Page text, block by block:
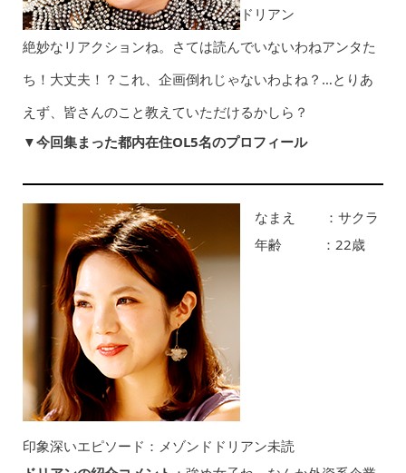
ドリアン
絶妙なリアクションね。さては読んでいないわねアンタた
ち！大丈夫！？これ、企画倒れじゃないわよね？…とりあ
えず、皆さんのこと教えていただけるかしら？
▼今回集まった都内在住OL5名のプロフィール
なまえ ：サクラ
年齢 ：22歳
印象深いエピソード：メゾンドドリアン未読